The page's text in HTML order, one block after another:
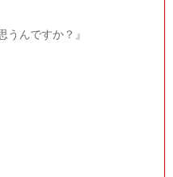
うんですか？』